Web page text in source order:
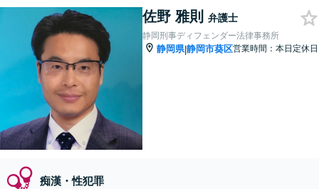
佐野 雅則 弁護士
静岡刑事ディフェンダー法律事務所
静岡県|静岡市葵区営業時間：本日定休日
痴漢・性犯罪